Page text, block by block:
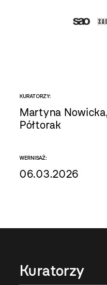
KURATORZY:
Martyna
Półtorak
WERNISAŻ:
06.03.2026
Kuratorzy